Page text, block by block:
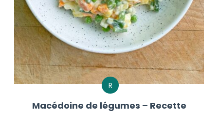
R
Macédoine de légumes – Recette